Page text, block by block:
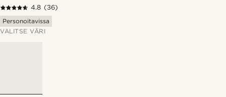
4.8 (36)
Personoitavissa
VALITSE VÄRI